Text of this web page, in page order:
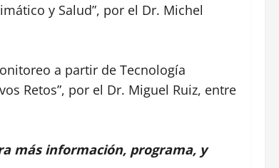
y Salud”, por el Dr. Michel
a partir de Tecnología
Retos”, por el Dr. Miguel Ruiz, entre
más información, programa, y